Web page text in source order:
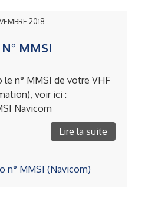
2018
N° MMSI
n° MMSI de votre VHF
voir ici :
Navicom
Lire la suite